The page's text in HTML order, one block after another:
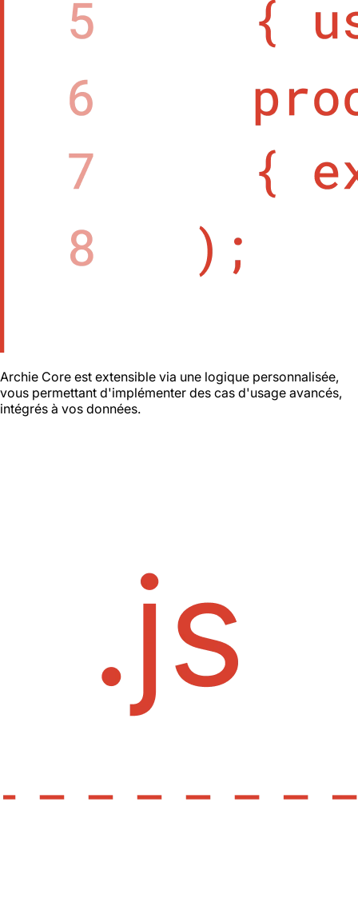
Archie Core est extensible via une logique personnalisée,
vous permettant d'implémenter des cas d'usage avancés,
intégrés à vos données.